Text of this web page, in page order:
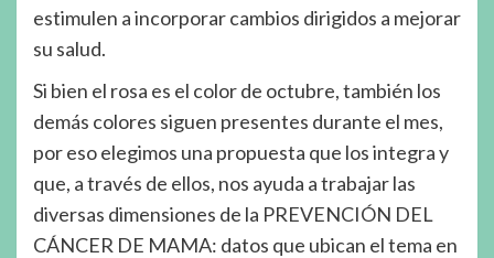
estimulen a incorporar cambios dirigidos a mejorar
su salud.
Si bien el rosa es el color de octubre, también los
demás colores siguen presentes durante el mes,
por eso elegimos una propuesta que los integra y
que, a través de ellos, nos ayuda a trabajar las
diversas dimensiones de la PREVENCIÓN DEL
CÁNCER DE MAMA: datos que ubican el tema en